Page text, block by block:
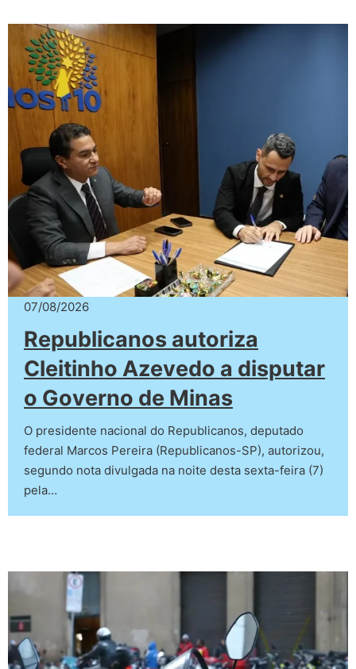
07/08/2026
Republicanos autoriza
Cleitinho Azevedo a disputar
o Governo de Minas
O presidente nacional do Republicanos, deputado
federal Marcos Pereira (Republicanos-SP), autorizou,
segundo nota divulgada na noite desta sexta-feira (7)
pela…